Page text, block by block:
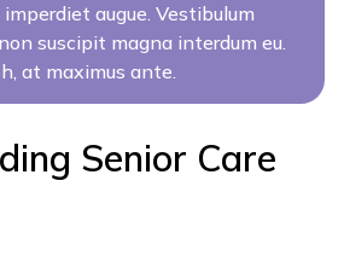
augue. Vestibulum
suscipit magna interdum eu.
at maximus ante.
Senior Care